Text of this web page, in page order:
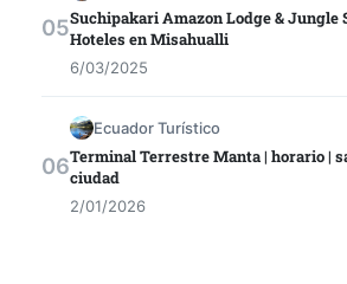
Suchipakari Amazon Lodge & Jungle
Hoteles en Misahualli
6/03/2025
Ecuador Turístico
Terminal Terrestre Manta | horario |
ciudad
2/01/2026